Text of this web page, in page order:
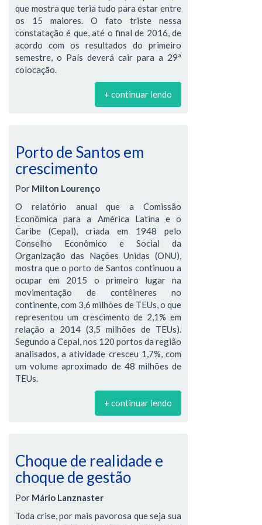
que mostra que teria tudo para estar entre
os 15 maiores. O fato triste nessa
constatação é que, até o final de 2016, de
acordo com os resultados do primeiro
semestre, o País deverá cair para a 29ª
colocação.
+ continuar lendo
Porto de Santos em
crescimento
Por Milton Lourenço
O relatório anual que a Comissão
Econômica para a América Latina e o
Caribe (Cepal), criada em 1948 pelo
Conselho Econômico e Social da
Organização das Nações Unidas (ONU),
mostra que o porto de Santos continuou a
ocupar em 2015 o primeiro lugar na
movimentação de contêineres no
continente, com 3,6 milhões de TEUs, o que
representou um crescimento de 2,1% em
relação a 2014 (3,5 milhões de TEUs).
Segundo a Cepal, nos 120 portos da região
analisados, a atividade cresceu 1,7%, com
um volume aproximado de 48 milhões de
TEUs.
+ continuar lendo
Choque de realidade e
choque de gestão
Por Mário Lanznaster
Toda crise, por mais pavorosa que seja sua